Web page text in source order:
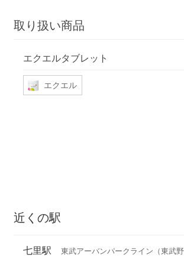
取り扱い商品
エクエルタブレット
エクエル
近くの駅
七里駅 東武アーバンパークライン（東武